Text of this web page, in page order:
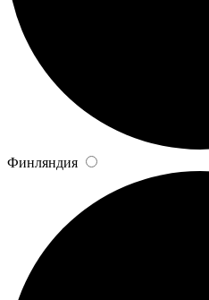
Финляндия